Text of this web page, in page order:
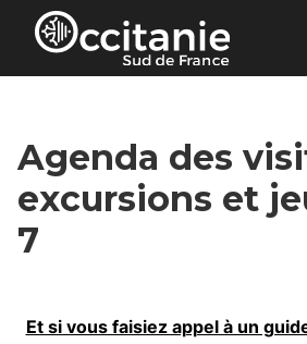
Panneau de gestion des cookies
Agenda des
excursions et
7
Et si vous faisiez appel à un